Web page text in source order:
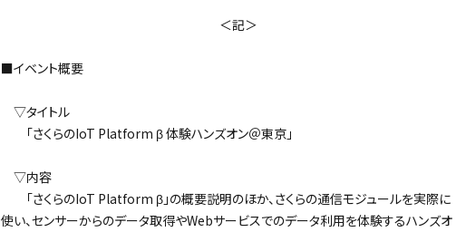
＜記＞
■イベント概要
▽タイトル
「さくらのIoT Platform β 体験ハンズオン＠東京」
▽内容
「さくらのIoT Platform β」の概要説明のほか、さくらの通信モジュールを実際に
使い、センサーからのデータ取得やWebサービスでのデータ利用を体験するハンズオ